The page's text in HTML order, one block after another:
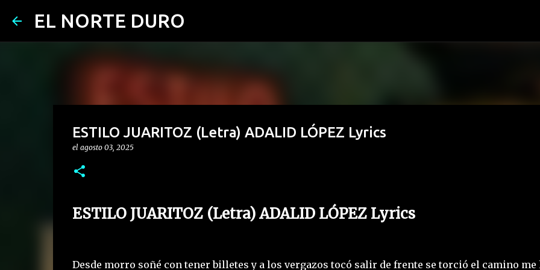
EL NORTE DURO
ESTILO JUARITOZ (Letra) ADALID LÓPEZ Lyrics
el agosto 03, 2025
ESTILO JUARITOZ (Letra) ADALID LÓPEZ Lyrics
Desde morro soñé con tener billetes y a los vergazos tocó salir de frente se torció el camino me